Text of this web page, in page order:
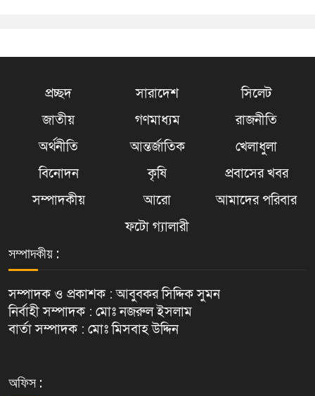
প্রচ্ছদ সারাদেশ
সিলেট
জাতীয়
গণমাধ্যম
রাজনীতি
অর্থনীতি
আন্তর্জাতিক
খেলাধুলা
বিনোদন
কৃষি
প্রবাসের খবর
সম্পাদকীয়
আরো
আমাদের পরিবার
ফটো গ্যালারী
সম্পাদকীয় :
সম্পাদক ও প্রকাশক : আবুবকর সিদ্দিক সুমন
নির্বাহী সম্পাদক : মোঃ নজরুল ইসলাম
বার্তা সম্পাদক : মোঃ মিসবাহ উদ্দিন
অফিস :